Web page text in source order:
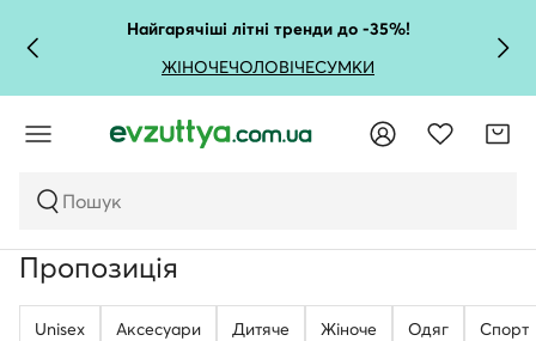
Найгарячіші літні тренди до -35%!
ЖІНОЧЕЧОЛОВІЧЕСУМКИ
Пошук
Пропозиція
Unisex Аксесуари Дитяче Жіноче Одяг Спорт